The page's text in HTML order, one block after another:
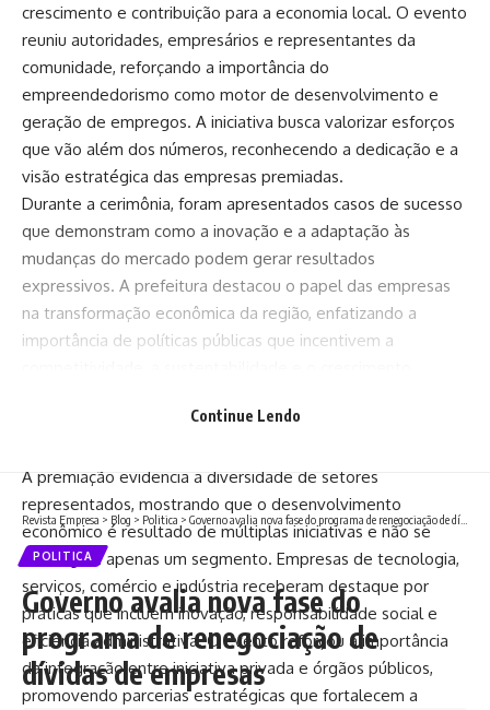
crescimento e contribuição para a economia local. O evento
reuniu autoridades, empresários e representantes da
comunidade, reforçando a importância do
empreendedorismo como motor de desenvolvimento e
geração de empregos. A iniciativa busca valorizar esforços
que vão além dos números, reconhecendo a dedicação e a
visão estratégica das empresas premiadas.
Durante a cerimônia, foram apresentados casos de sucesso
que demonstram como a inovação e a adaptação às
mudanças do mercado podem gerar resultados
expressivos. A prefeitura destacou o papel das empresas
na transformação econômica da região, enfatizando a
importância de políticas públicas que incentivem a
estímulo para que outras empresas busquem aprimorar
A premiação evidencia a diversidade de setores
representados, mostrando que o desenvolvimento
econômico é resultado de múltiplas iniciativas e não se
restringe a apenas um segmento. Empresas de tecnologia,
serviços, comércio e indústria receberam destaque por
práticas que incluem inovação, responsabilidade social e
eficiência administrativa. O evento reforçou a importância
da integração entre iniciativa privada e órgãos públicos,
promovendo parcerias estratégicas que fortalecem a
Continue Lendo
Revista Empresa > Blog > Politica > Governo avalia nova fase do programa de renegociação de dívidas de empresas
POLITICA
Governo avalia nova fase do
programa de renegociação de
dívidas de empresas